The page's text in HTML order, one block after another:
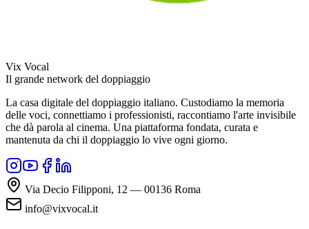
Vix Vocal
Il grande network del doppiaggio
La casa digitale del doppiaggio italiano. Custodiamo la memoria
delle voci, connettiamo i professionisti, raccontiamo l'arte invisibile
che dà parola al cinema. Una piattaforma fondata, curata e
mantenuta da chi il doppiaggio lo vive ogni giorno.
Via Decio Filipponi, 12 — 00136 Roma
info@vixvocal.it